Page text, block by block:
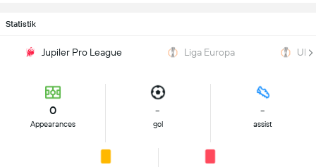
Statistik
Jupiler Pro League Liga Europa
0
Appearances
-
gol
-
assist